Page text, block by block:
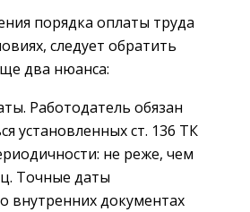
порядка оплаты труда
следует обратить
два нюанса:
Работодатель обязан
установленных ст. 136 ТК
не реже, чем
Точные даты
внутренних документах